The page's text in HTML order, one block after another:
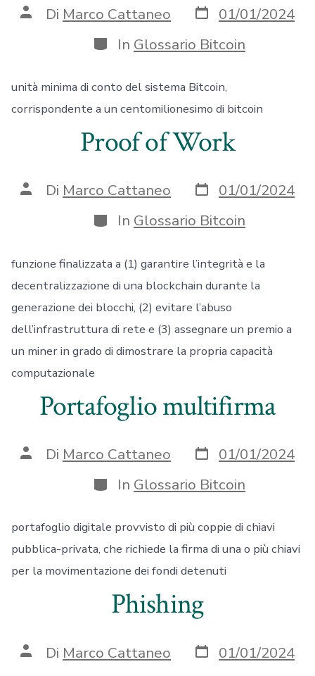
Autore
articolo
Di Marco Cattaneo Data
articolo
01/01/2024
Categorie
In Glossario Bitcoin
unità minima di conto del sistema Bitcoin,
corrispondente a un centomilionesimo di bitcoin
Proof of Work
Autore
articolo
Di Marco Cattaneo Data
articolo
01/01/2024
Categorie
In Glossario Bitcoin
funzione finalizzata a (1) garantire l’integrità e la
decentralizzazione di una blockchain durante la
generazione dei blocchi, (2) evitare l’abuso
dell’infrastruttura di rete e (3) assegnare un premio a
un miner in grado di dimostrare la propria capacità
computazionale
Portafoglio multifirma
Autore
articolo
Di Marco Cattaneo Data
articolo
01/01/2024
Categorie
In Glossario Bitcoin
portafoglio digitale provvisto di più coppie di chiavi
pubblica-privata, che richiede la firma di una o più chiavi
per la movimentazione dei fondi detenuti
Phishing
Autore
articolo
Di Marco Cattaneo Data
articolo
01/01/2024